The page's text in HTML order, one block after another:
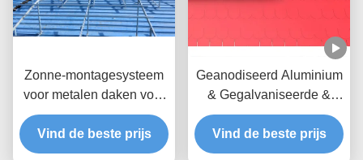
Zonne-montagesysteem
voor metalen daken voor
commerciële en
industriële projecten
Vind de beste prijs
Geanodiseerd Aluminium
& Gegalvaniseerde &
Roestvrije het Dak
Opzettende Systemen
van het
Vind de beste prijs